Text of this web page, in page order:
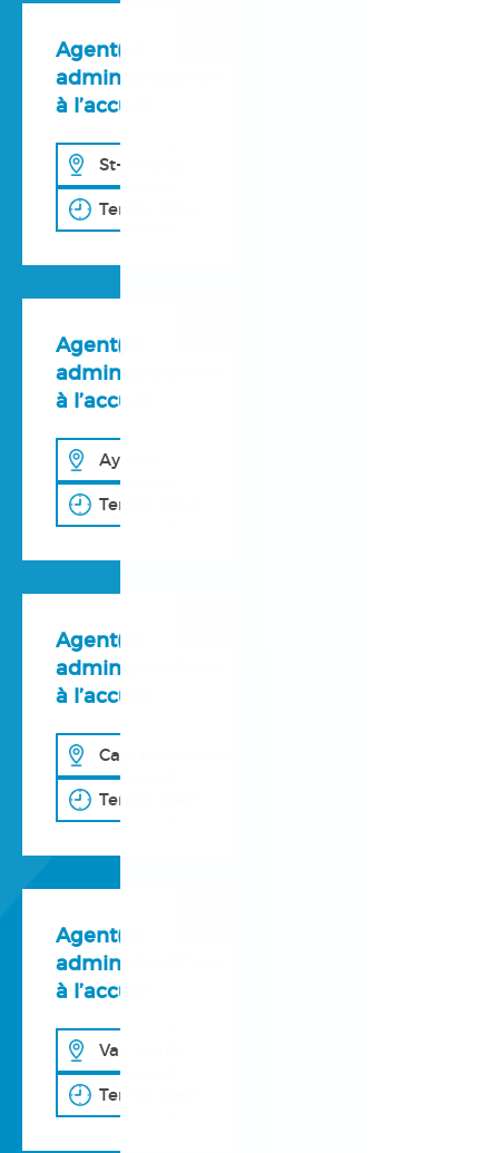
Agent(e)
administratif(ve)
à l’accueil
St-Jérôme
Temps plein
Agent(e)
administratif(ve)
à l’accueil
Aylmer
Temps plein
Agent(e)
administratif(ve)
à l’accueil
Cap-aux-Meules
Temps plein
Agent(e)
administratif(ve)
à l’accueil
Van Horne
Temps plein